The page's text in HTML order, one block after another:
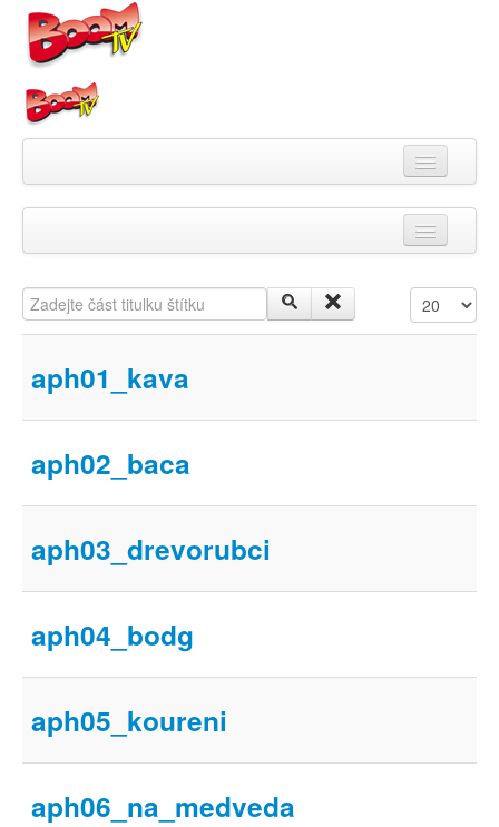
Kategorie
Skupiny
Můj profil
Aktuality
Zadejte část titulku štítku Počet
aph01_kava
aph02_baca
aph03_drevorubci
aph04_bodg
aph05_koureni
aph06_na_medveda